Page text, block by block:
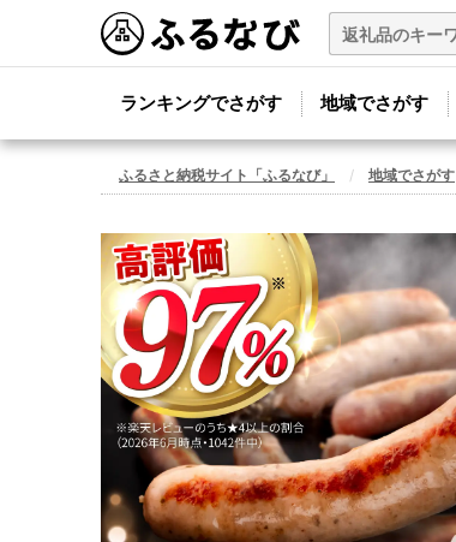
ランキングでさがす 地域でさがす
ふるさと納税サイト「ふるなび」 地域でさがす